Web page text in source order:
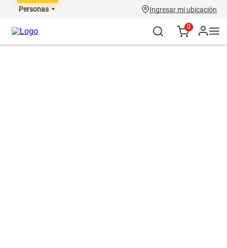
Personas Ingresar mi ubicación
0